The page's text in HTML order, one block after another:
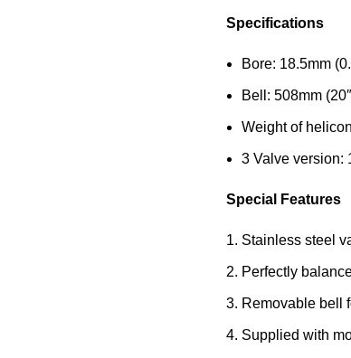
Specifications
Bore: 18.5mm
Bell: 508mm
Weight of
3 Valve version:
Special Features
Stainless steel
Perfectly
Removable bell
Supplied with